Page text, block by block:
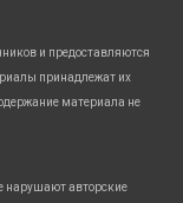
и предоставляются
принадлежат их
материала не
нарушают авторские